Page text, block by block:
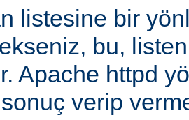
listesine bir
bu,
Apache httpd
sonuç verip